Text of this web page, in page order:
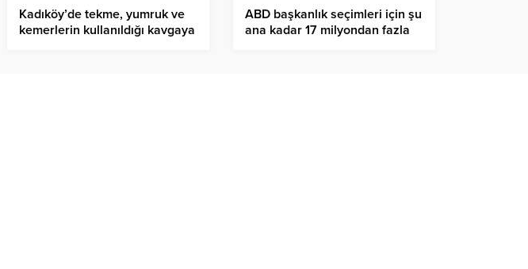
Kadıköy’de tekme, yumruk ve
kemerlerin kullanıldığı kavgaya
ABD başkanlık seçimleri için şu
ana kadar 17 milyondan fazla